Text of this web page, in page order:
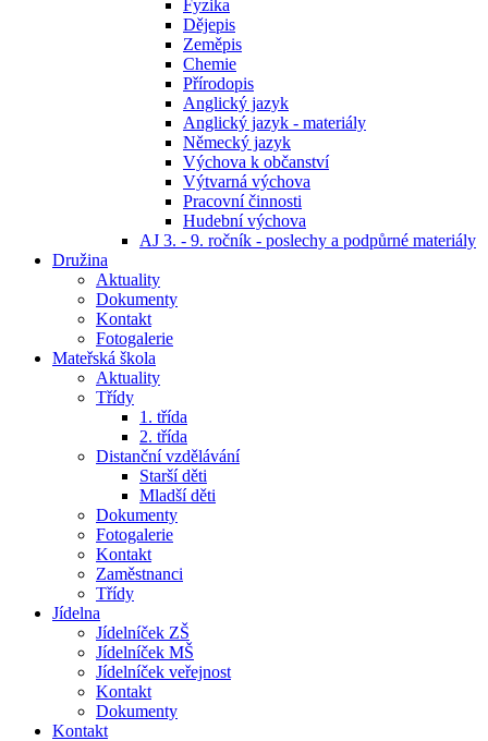
Fyzika
Dějepis
Zeměpis
Chemie
Přírodopis
Anglický jazyk
Anglický jazyk - materiály
Německý jazyk
Výchova k občanství
Výtvarná výchova
Pracovní činnosti
Hudební výchova
AJ 3. - 9. ročník - poslechy a podpůrné materiály
Družina
Aktuality
Dokumenty
Kontakt
Fotogalerie
Mateřská škola
Aktuality
Třídy
1. třída
2. třída
Distanční vzdělávání
Starší děti
Mladší děti
Dokumenty
Fotogalerie
Kontakt
Zaměstnanci
Třídy
Jídelna
Jídelníček ZŠ
Jídelníček MŠ
Jídelníček veřejnost
Kontakt
Dokumenty
Kontakt